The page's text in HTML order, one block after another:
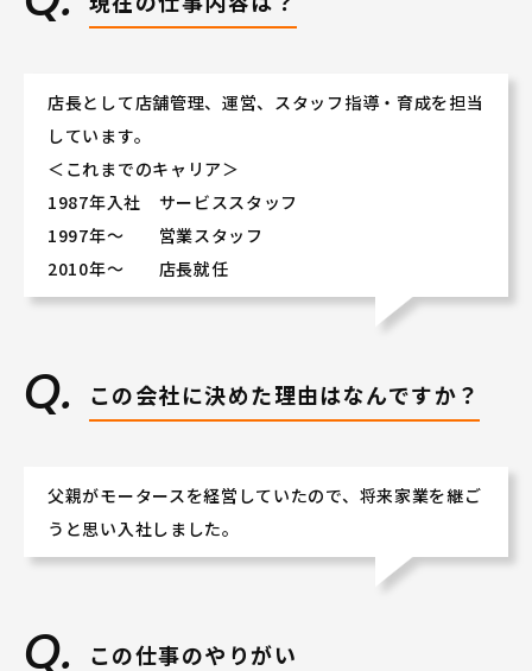
店長として店舗管理、運営、スタッフ指導・育成を担当
しています。
＜これまでのキャリア＞
1987年入社 サービススタッフ
1997年～ 営業スタッフ
2010年～ 店長就任
この会社に決めた理由はなんですか？
父親がモータースを経営していたので、将来家業を継ご
うと思い入社しました。
この仕事のやりがい